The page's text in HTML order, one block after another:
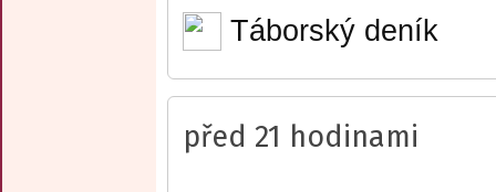
Táborský deník
před 21 hodinami